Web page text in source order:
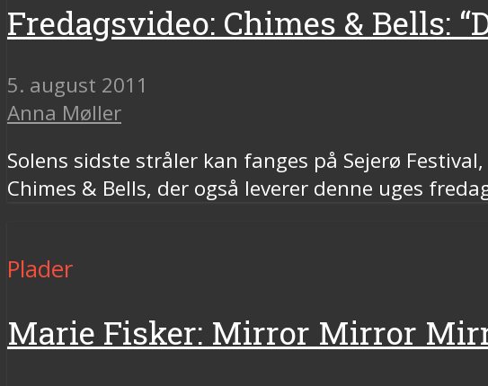
Fredagsvideo: Chimes & Bells:
5. august 2011
Anna Møller
Solens sidste stråler kan fanges på Sejerø
Chimes & Bells, der også leverer denne uges
Plader
Marie Fisker: Mirror Mirror